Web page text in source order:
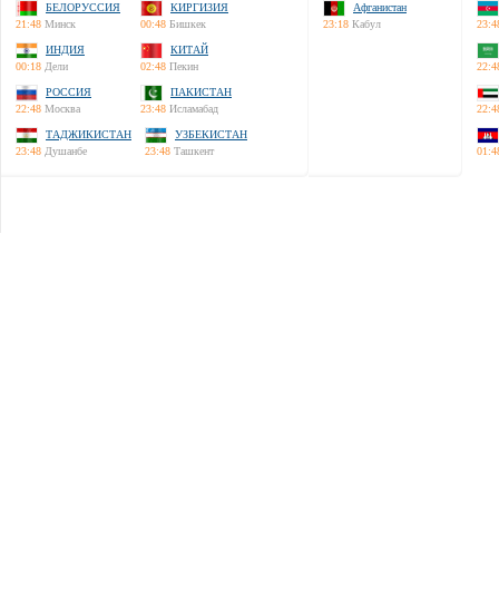
БЕЛОРУССИЯ
21:48 Минск
КИРГИЗИЯ
00:48 Бишкек
ИНДИЯ
00:18 Дели
КИТАЙ
02:48 Пекин
РОССИЯ
22:48 Москва
ПАКИСТАН
23:48 Исламабад
ТАДЖИКИСТАН
23:48 Душанбе
УЗБЕКИСТАН
23:48 Ташкент
Афганистан
23:18 Кабул